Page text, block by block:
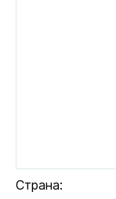
Страна: